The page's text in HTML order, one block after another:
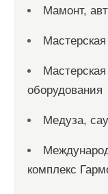
Мамонт,
Мастерская
Мастерская
оборудования
Медуза,
комплекс